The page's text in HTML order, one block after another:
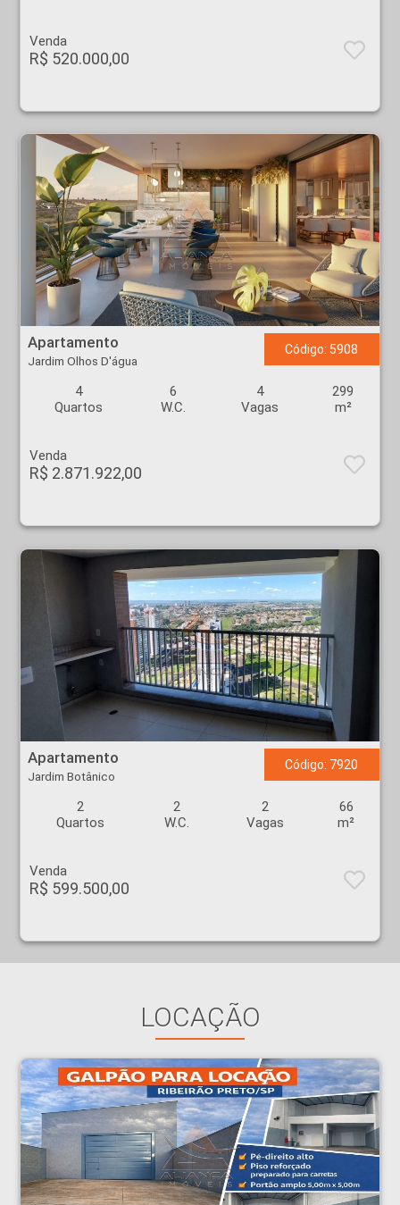
Venda
R$ 520.000,00
Apartamento - Jardim Olhos D'água - Ribeirão Preto
Apartamento
Jardim Olhos D'água
Código: 5908
4
Quartos
6
W.C.
4
Vagas
299
m²
Venda
R$ 2.871.922,00
Apartamento
Jardim Botânico
Código: 7920
2
Quartos
2
W.C.
2
Vagas
66
m²
Venda
R$ 599.500,00
LOCAÇÃO